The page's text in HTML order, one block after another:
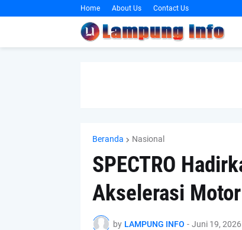
Home About Us Contact Us
Beranda Nasional
SPECTRO
Akselerasi
by LAMPUNG INFO - Juni 19, 2026